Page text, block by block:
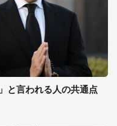
と言われる人の共通点